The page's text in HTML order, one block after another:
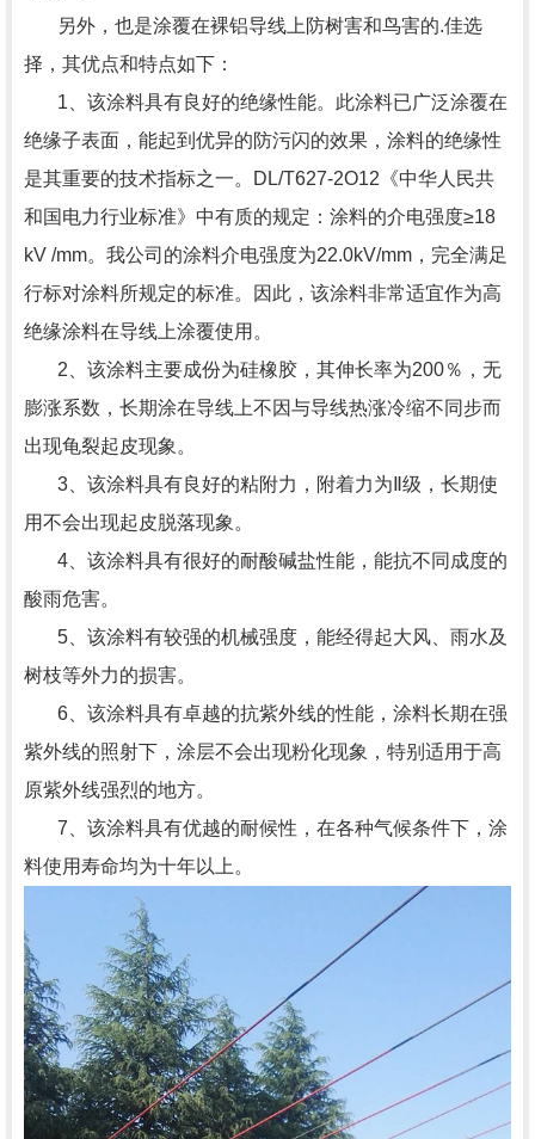
另外，也是涂覆在裸铝导线上防树害和鸟害的.佳选
择，其优点和特点如下：
1、该涂料具有良好的绝缘性能。此涂料已广泛涂覆在
绝缘子表面，能起到优异的防污闪的效果，涂料的绝缘性
是其重要的技术指标之一。DL/T627-2O12《中华人民共
和国电力行业标准》中有质的规定：涂料的介电强度≥18
kV /mm。我公司的涂料介电强度为22.0kV/mm，完全满足
行标对涂料所规定的标准。因此，该涂料非常适宜作为高
绝缘涂料在导线上涂覆使用。
2、该涂料主要成份为硅橡胶，其伸长率为200％，无
膨涨系数，长期涂在导线上不因与导线热涨冷缩不同步而
出现龟裂起皮现象。
3、该涂料具有良好的粘附力，附着力为Ⅱ级，长期使
用不会出现起皮脱落现象。
4、该涂料具有很好的耐酸碱盐性能，能抗不同成度的
酸雨危害。
5、该涂料有较强的机械强度，能经得起大风、雨水及
树枝等外力的损害。
6、该涂料具有卓越的抗紫外线的性能，涂料长期在强
紫外线的照射下，涂层不会出现粉化现象，特别适用于高
原紫外线强烈的地方。
7、该涂料具有优越的耐候性，在各种气候条件下，涂
料使用寿命均为十年以上。